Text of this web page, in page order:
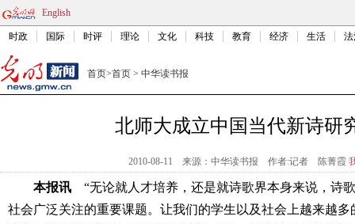
English
时政 国际 时评 理论 文化 科技 教育 经济 生活
首页>首页 > 中华读书报
北师大成立中国当代新诗研
2010-08-11 来源：中华读书报 作者:记者 陈菁霞
本报讯 “无论就人才培养，还是就诗歌界本身来说，诗
社会广泛关注的重要课题。让我们的学生以及社会上越来越